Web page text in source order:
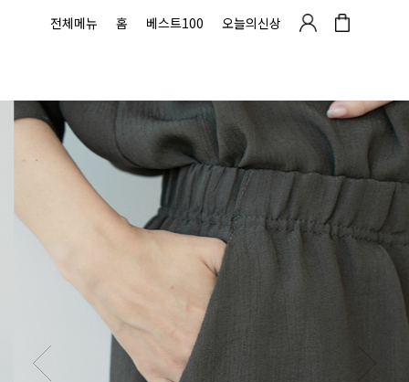
전체메뉴 홈 베스트100 오늘의신상